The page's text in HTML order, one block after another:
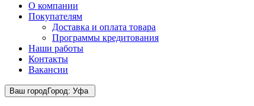
О компании
Покупателям
Доставка и оплата товара
Программы кредитования
Наши работы
Контакты
Вакансии
Ваш городГород: Уфа